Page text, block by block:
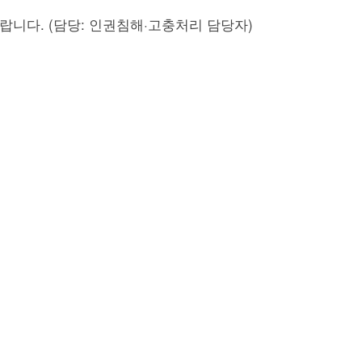
니다. (담당: 인권침해·고충처리 담당자)